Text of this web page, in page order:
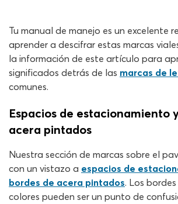
Tu manual de manejo es un excelente
aprender a descifrar estas marcas
la información de este artículo para
significados detrás de las marcas de
comunes.
Espacios de estacionamiento
acera pintados
Nuestra sección de marcas sobre el
con un vistazo a espacios de
bordes de acera pintados. Los
colores pueden ser un punto de